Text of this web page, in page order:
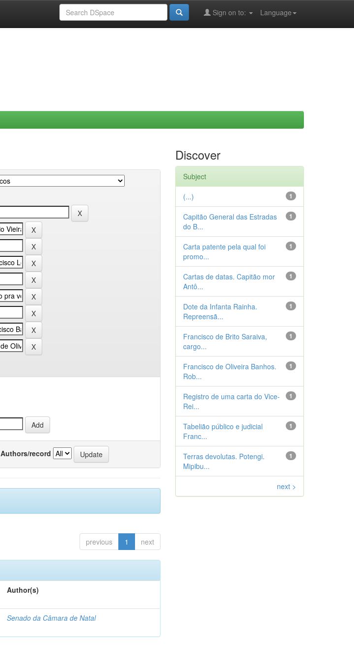
Language
Sign on to:
Authors/record
previous 1 next
Author(s)
Senado da Câmara de Natal
Discover
Subject
1
(...)
1
Capitão General das Estradas
do B...
1
Carta patente pela qual foi
promo...
1
Cartas de datas. Capitão mor
Antô...
1
Dote da Infanta Rainha.
Repreensã...
1
Francisco de Brito Saraiva,
cargo...
1
Francisco de Oliveira Banhos.
Rob...
1
Registro de uma carta do Vice-
Rei...
1
Tabelião público e judicial
Franc...
1
Terras devolutas. Potengi.
Mipibu...
next >